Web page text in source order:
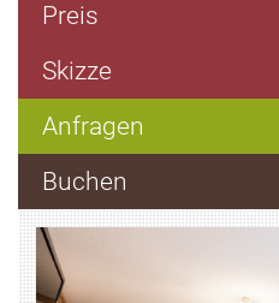
Preis
Skizze
Anfragen
Buchen